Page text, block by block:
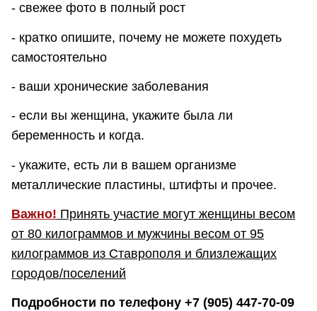
- свежее фото в полный рост
- кратко опишите, почему не можете похудеть
самостоятельно
- ваши хронические заболевания
- если вы женщина, укажите была ли
беременность и когда.
- укажите, есть ли в вашем организме
металлические пластины, штифты и прочее.
Важно! Принять участие могут женщины весом
от 80 килограммов и мужчины весом от 95
килограммов из Ставрополя и близлежащих
городов/поселений
Подробности по телефону +7 (905) 447-70-09